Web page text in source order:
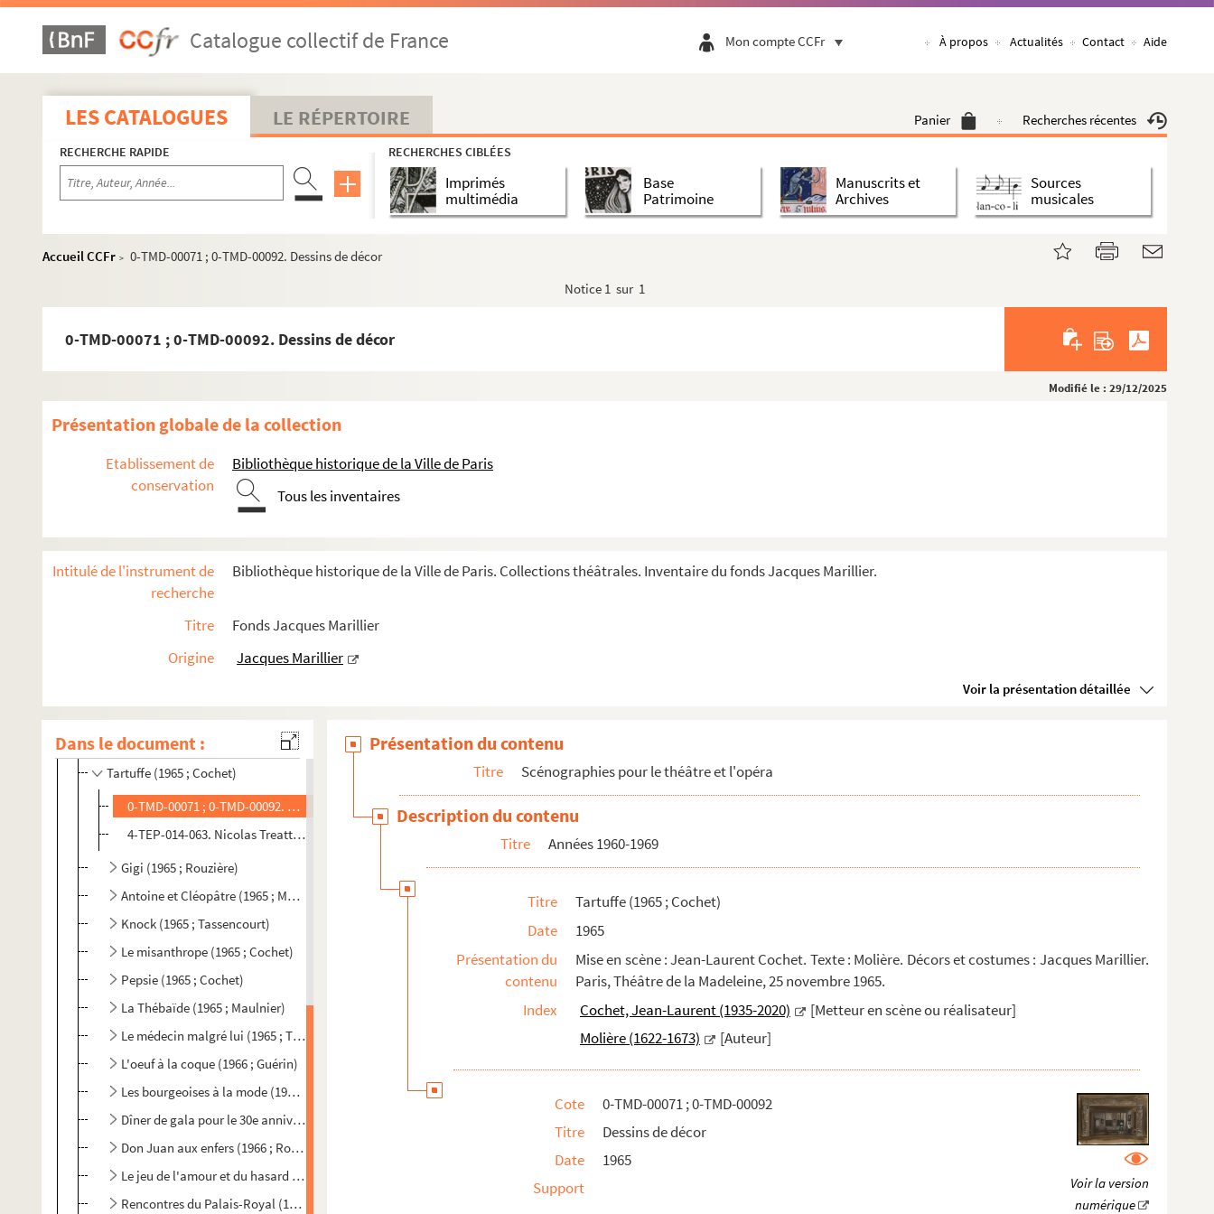
Catalogue collectif de France Mon compte CCFr À propos Actualités Contact Aide
LES CATALOGUES LE RÉPERTOIRE Panier Recherches récentes
RECHERCHE RAPIDE RECHERCHES CIBLÉES
Imprimés
multimédia
Base
Patrimoine
Manuscrits et
Archives
Sources
musicales
Accueil CCFr > 0-TMD-00071 ; 0-TMD-00092. Dessins de décor
Notice 1 sur 1
0-TMD-00071 ; 0-TMD-00092. Dessins de décor
Modifié le : 29/12/2025
Présentation globale de la collection
Etablissement de
conservation
Bibliothèque historique de la Ville de Paris
Tous les inventaires
Intitulé de l'instrument de
recherche
Bibliothèque historique de la Ville de Paris. Collections théâtrales. Inventaire du fonds Jacques Marillier.
Titre
Fonds Jacques Marillier
Origine
Jacques Marillier
Voir la présentation détaillée
Dans le document :
Biographie
Scénographies pour le théâtre et l'opéra
Années 1960-1969
Le signe du feu (1960 ; Tassencourt)
La petite datcha (1960 ; Dupuy)
Le sexe et le néant (1960 ; Tassencourt)
Douce Annabelle (1961 ; Maistre)
Les noces de Figaro (1961 ; Werner)
Polyeucte (1962 ; Tassencourt)
Cinna (1962 ; Tassencourt)
L'apothicaire (1963 ; Tassencourt)
Othello (1963 ; Tassencourt)
Horace (1963 ; Tassencourt)
Britannicus (1964 ; Tassencourt)
Macbeth (1964 ; Chabrol)
Les cavaleurs (1964 ; Gérard)
Madame Sans-Gêne (1964 ; Tassencourt)
Tartuffe (1965 ; Cochet)
0-TMD-00071 ; 0-TMD-00092. Dessins de décor
4-TEP-014-063. Nicolas Treatt. Photographie de scène
Gigi (1965 ; Rouzière)
Antoine et Cléopâtre (1965 ; Maistre, Bourrier et Larroquette)
Knock (1965 ; Tassencourt)
Le misanthrope (1965 ; Cochet)
Pepsie (1965 ; Cochet)
La Thébaïde (1965 ; Maulnier)
Le médecin malgré lui (1965 ; Tassencourt)
L'oeuf à la coque (1966 ; Guérin)
Les bourgeoises à la mode (1966 ; Cochet)
Dîner de gala pour le 30e anniversaire... (1966)
Don Juan aux enfers (1966 ; Rouzière)
Le jeu de l'amour et du hasard (1966 ; Cochet)
Rencontres du Palais-Royal (1966-1967)
Présentation du contenu
Titre Scénographies pour le théâtre et l'opéra
Description du contenu
Titre Années 1960-1969
Titre
Tartuffe (1965 ; Cochet)
Date
1965
Présentation du
contenu
Mise en scène : Jean-Laurent Cochet. Texte : Molière. Décors et costumes : Jacques Marillier.
Paris, Théâtre de la Madeleine, 25 novembre 1965.
Index
Cochet, Jean-Laurent (1935-2020)
[Metteur en scène ou réalisateur]
Molière (1622-1673)
[Auteur]
Cote
0-TMD-00071 ; 0-TMD-00092
Titre
Dessins de décor
Date
1965
Support